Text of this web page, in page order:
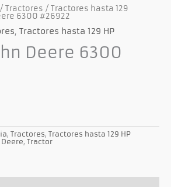
/ Tractores / Tractores hasta 129
6300 #26922
, Tractores hasta 129 HP
Deere 6300
, Tractores, Tractores hasta 129 HP
Deere, Tractor